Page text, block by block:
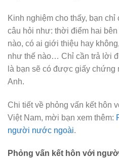
Kinh nghiệm cho thấy, bạn
câu hỏi như: thời điểm hai
nào, có ai giới thiệu hay
như thế nào… Chỉ cần trả lời
là bạn sẽ có được giấy
Anh.
Chi tiết về phỏng vấn kết hôn
Việt Nam, mời bạn xem thêm:
người nước ngoài.
Phỏng vấn kết hôn với